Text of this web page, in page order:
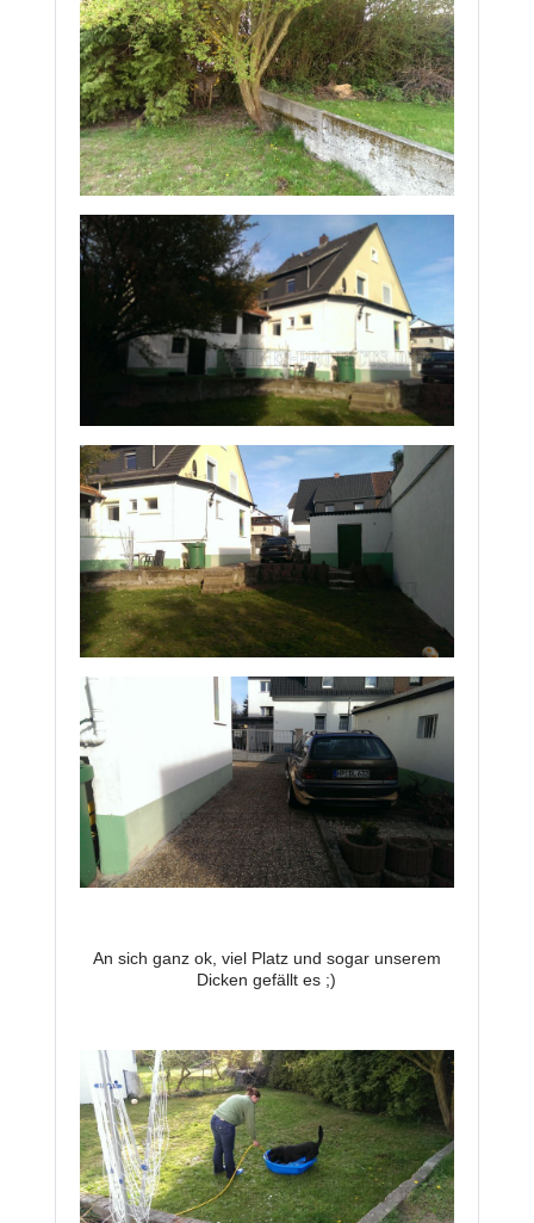
An sich ganz ok, viel Platz und sogar unserem
Dicken gefällt es ;)